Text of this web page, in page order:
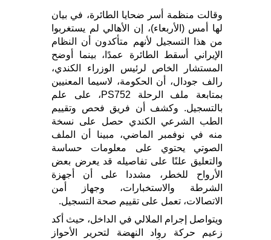
وقالت منظمة أسر ضحايا الطائرة، في بيان
لها أمس (الأربعاء)، إن الأهالي لم يستغربوا
من هذا التسجيل لأنهم متأكدون أن النظام
الإيراني أسقط الطائرة عمدًا، بينما أوضح
المستشار الخاص لرئيس الوزراء الكندي،
رالف جودال، أن الحكومة، لاسيما المعنيين
بمتابعة ملف الرحلة PS752، على علم
بالتسجيل. وكشف أن فريق فحص وتقييم
الطب الشرعي الكندي حصل على نسخة
منه في نوفمبر الماضي، مبينا أن الملف
الصوتي يحتوي على معلومات حساسة
والتعليق علنًا ​​على تفاصيله قد يعرض بعض
الأرواح للخطر، مشددا على أن أجهزة
الشرطة والاستخبارات، وجهاز أمن
الاتصالات، تعمل على تقييم صحة التسجيل.
ويتواصل إجرام الملالي في الداخل، حيث أكد
زعيم حركة رواد النهضة لتحرير الأحواز